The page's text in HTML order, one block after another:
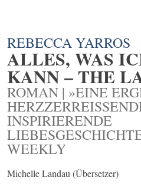
REBECCA YARROS
ALLES, WAS
KANN – THE
ROMAN | »EINE
NSPIRIERENDE L
EEKLY
Michelle Landau (Übersetzer)